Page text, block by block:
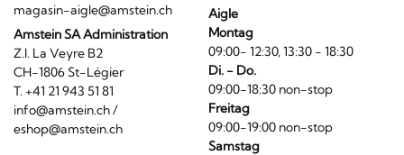
magasin-aigle@amstein.ch
Amstein SA Administration
Z.I. La Veyre B2
CH-1806 St-Légier
T. +41 21 943 51 81
info@amstein.ch/
eshop@amstein.ch
Aigle
Montag
09:00- 12:30, 13:30 - 18:30
Di. - Do.
09:00-18:30 non-stop
Freitag
09:00-19:00 non-stop
Samstag